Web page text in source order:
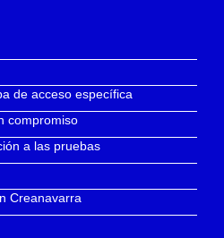
de acceso específica
compromiso
a las pruebas
Creanavarra